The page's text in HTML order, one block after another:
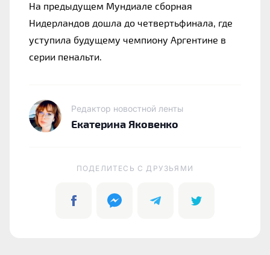
На предыдущем Мундиале сборная
Нидерландов дошла до четвертьфинала, где
уступила будущему чемпиону Аргентине в
серии пенальти.
Редактор новостной ленты
Екатерина Яковенко
ПОДЕЛИТЕСЬ C ДРУЗЬЯМИ